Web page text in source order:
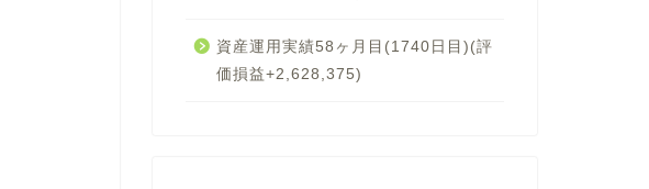
資産運用実績58ヶ月目(1740日目)(評
価損益+2,628,375)